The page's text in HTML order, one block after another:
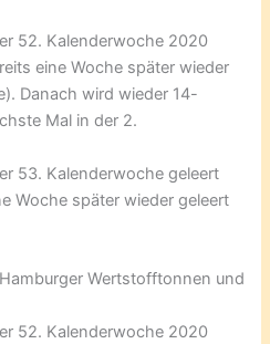
52. Kalenderwoche 2020
eine Woche später wieder
Danach wird wieder 14-
Mal in der 2.
53. Kalenderwoche geleert
Woche später wieder geleert
Wertstofftonnen und
52. Kalenderwoche 2020